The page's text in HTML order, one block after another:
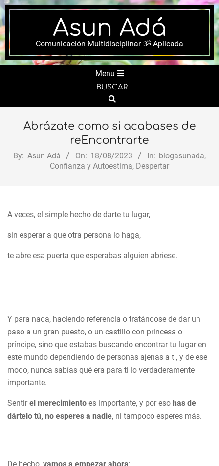
Skip
to
content
Asun Adá
Comunicación Multidisciplinar ૐ Aplicada
Menu
BUSCAR
Search
Abrázate como si acabases de
reEncontrarte
By: Asun Adá On: 18/08/2023 In: blogasunada,
Confianza y Autoestima, Despertar
A veces, el simple hecho de darte tu lugar,
sin esperar a que otra persona lo haga,
te abre esa puerta que esperabas alguien abriese.
Y para nada, haciendo referencia o tratándose de dar un
paso a un gran puesto, o un castillo con princesa o
príncipe, sino que estabas buscando encontrar tu lugar en
este mundo dependiendo de personas ajenas a ti, y de ese
modo, nunca sabías qué era para ti lo verdaderamente
importante.
Sentirel merecimiento es importante, y por eso has de
dártelo tú, no esperes a nadie, ni tampoco esperes más.
De hecho, vamos a empezar ahora: